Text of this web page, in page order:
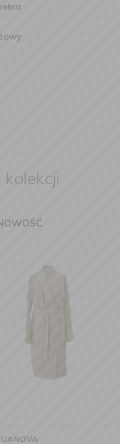
AQUANOVA